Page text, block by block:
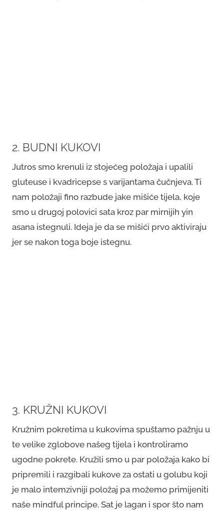
2. BUDNI KUKOVI
Jutros smo krenuli iz stojećeg položaja i upalili
gluteuse i kvadricepse s varijantama čučnjeva. Ti
nam položaji fino razbude jake mišiće tijela, koje
smo u drugoj polovici sata kroz par mirnijih yin
asana istegnuli. Ideja je da se mišići prvo aktiviraju
jer se nakon toga boje istegnu.
3. KRUŽNI KUKOVI
Kružnim pokretima u kukovima spuštamo pažnju u
te velike zglobove našeg tijela i kontroliramo
ugodne pokrete. Kružili smo u par položaja kako bi
pripremili i razgibali kukove za ostati u golubu koji
je malo intemzivniji položaj pa možemo primijeniti
naše mindful principe. Sat je lagan i spor što nam